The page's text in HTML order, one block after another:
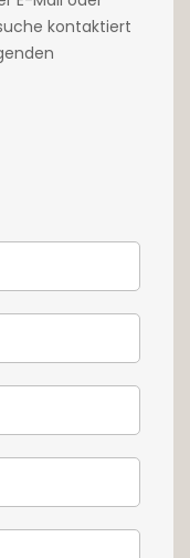
Sie uns
kontaktiert